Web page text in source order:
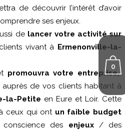
0
de découvrir l’intérêt d’avoir
ses enjeux.
de lancer votre activité sur
vivant à Ermenonville-la-
promouvra votre entreprise,
auprès de vos clients habitant à
la-Petite en Eure et Loir. Cette
ceux qui ont un faible budget
des enjeux/ des